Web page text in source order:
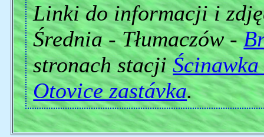
Linki do informacji i
Średnia - Tłumaczów -
stronach stacji
Otovice zastávka.